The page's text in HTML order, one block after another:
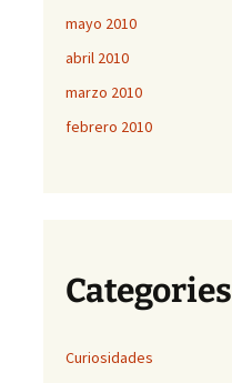
mayo 2010
abril 2010
marzo 2010
febrero 2010
Categories
Curiosidades